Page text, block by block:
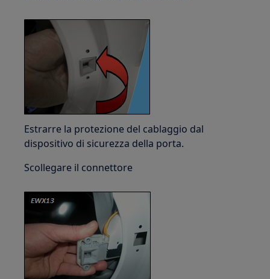
Estrarre la protezione del cablaggio dal
dispositivo di sicurezza della porta.
Scollegare il connettore